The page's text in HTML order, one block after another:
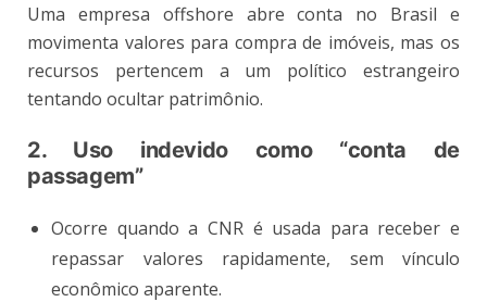
Uma empresa offshore abre conta no Brasil e
movimenta valores para compra de imóveis, mas os
recursos pertencem a um político estrangeiro
tentando ocultar patrimônio.
2. Uso indevido como “conta de
passagem”
Ocorre quando a CNR é usada para receber e
repassar valores rapidamente, sem vínculo
econômico aparente.